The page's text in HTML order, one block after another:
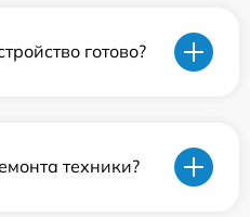
готово?
техники?